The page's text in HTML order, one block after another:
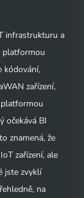
infrastrukturu a
platformou
kódování,
zařízení,
platformou
očekává BI
znamená, že
zařízení, ale
jste zvyklí
na